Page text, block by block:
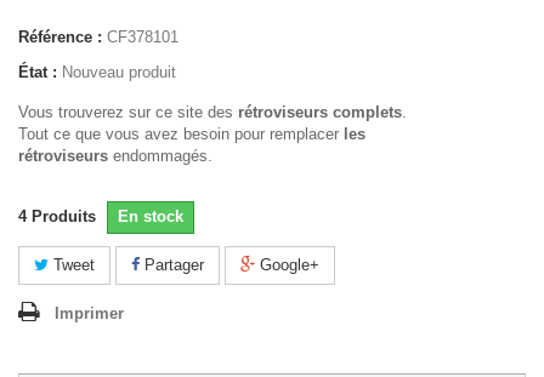
Référence : CF378101
État : Nouveau produit
Vous trouverez sur ce site des rétroviseurs complets.
Tout ce que vous avez besoin pour remplacer les
rétroviseurs endommagés.
4 Produits En stock
Tweet Partager Google+
Imprimer